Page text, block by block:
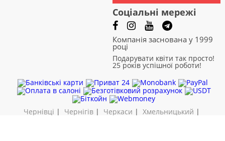
Соціальні мережі
Компанія заснована у 1999
році
Подарувати квіти так просто!
25 років успішної роботи!
Чернівці | Чернігів| Черкаси | Хмельницький |